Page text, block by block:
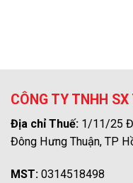
CÔNG TY TNHH
Địa chỉ Thuế: 1/11/25
Đông Hưng Thuận, TP
MST: 0314518498